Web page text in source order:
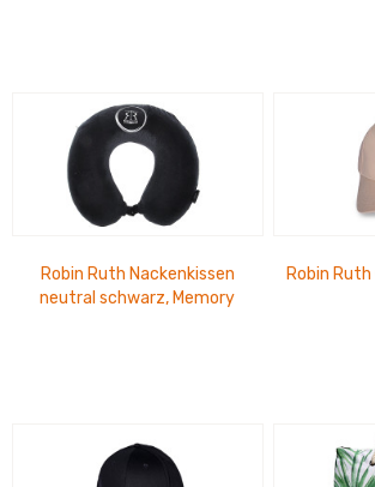
Robin Ruth Nackenkissen
neutral schwarz, Memory
Robin